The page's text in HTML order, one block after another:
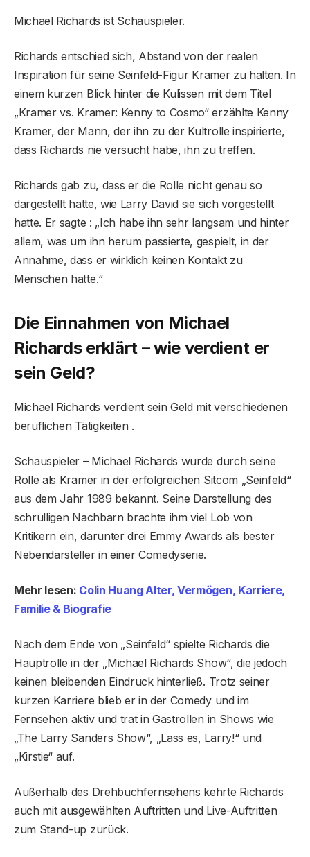
Michael Richards ist Schauspieler.
Richards entschied sich, Abstand von der realen
Inspiration für seine Seinfeld-Figur Kramer zu halten. In
einem kurzen Blick hinter die Kulissen mit dem Titel
„Kramer vs. Kramer: Kenny to Cosmo“ erzählte Kenny
Kramer, der Mann, der ihn zu der Kultrolle inspirierte,
dass Richards nie versucht habe, ihn zu treffen.
Richards gab zu, dass er die Rolle nicht genau so
dargestellt hatte, wie Larry David sie sich vorgestellt
hatte. Er sagte : „Ich habe ihn sehr langsam und hinter
allem, was um ihn herum passierte, gespielt, in der
Annahme, dass er wirklich keinen Kontakt zu
Menschen hatte.“
Die Einnahmen von Michael
Richards erklärt – wie verdient er
sein Geld?
Michael Richards verdient sein Geld mit verschiedenen
beruflichen Tätigkeiten .
Schauspieler – Michael Richards wurde durch seine
Rolle als Kramer in der erfolgreichen Sitcom „Seinfeld“
aus dem Jahr 1989 bekannt. Seine Darstellung des
schrulligen Nachbarn brachte ihm viel Lob von
Kritikern ein, darunter drei Emmy Awards als bester
Nebendarsteller in einer Comedyserie.
Mehr lesen: Colin Huang Alter, Vermögen, Karriere,
Familie & Biografie
Nach dem Ende von „Seinfeld“ spielte Richards die
Hauptrolle in der „Michael Richards Show“, die jedoch
keinen bleibenden Eindruck hinterließ. Trotz seiner
kurzen Karriere blieb er in der Comedy und im
Fernsehen aktiv und trat in Gastrollen in Shows wie
„The Larry Sanders Show“, „Lass es, Larry!“ und
„Kirstie“ auf.
Außerhalb des Drehbuchfernsehens kehrte Richards
auch mit ausgewählten Auftritten und Live-Auftritten
zum Stand-up zurück.